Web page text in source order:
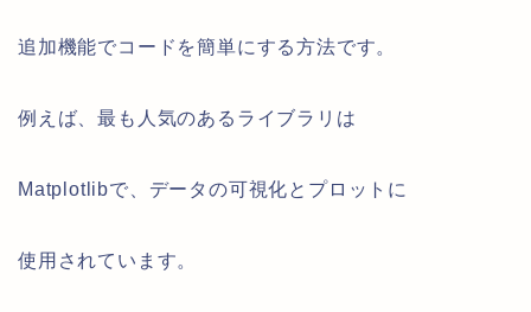
追加機能でコードを簡単にする方法です。
例えば、最も人気のあるライブラリは
Matplotlibで、データの可視化とプロットに
使用されています。